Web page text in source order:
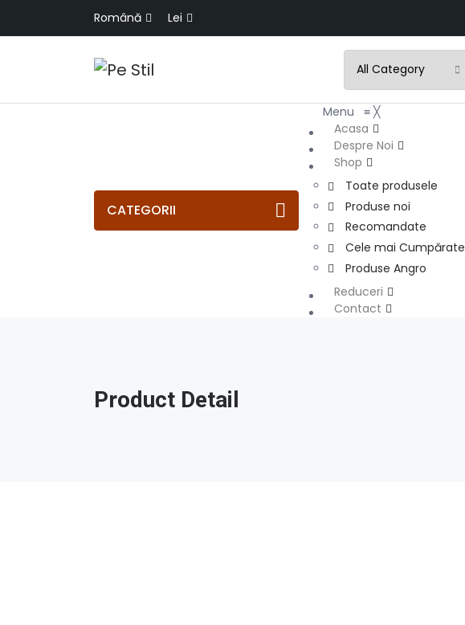
Română Lei
CATEGORII
Menu ≡ ╳
Acasa
Despre Noi
Shop
Toate produsele
Produse noi
Recomandate
Cele mai Cumpărate
Produse Angro
Reduceri
Contact
Product Detail